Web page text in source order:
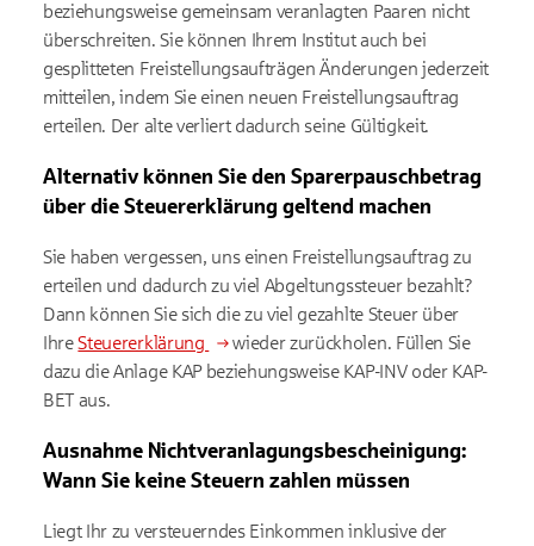
beziehungsweise gemeinsam veranlagten Paaren nicht
überschreiten. Sie können Ihrem Institut auch bei
gesplitteten Freistellungsaufträgen Änderungen jederzeit
mitteilen, indem Sie einen neuen Freistellungsauftrag
erteilen. Der alte verliert dadurch seine Gültigkeit.
Alternativ können Sie den Sparerpauschbetrag
über die Steuererklärung geltend machen
Sie haben vergessen, uns einen Freistellungsauftrag zu
erteilen und dadurch zu viel Abgeltungssteuer bezahlt?
Dann können Sie sich die zu viel gezahlte Steuer über
IhreSteuererklärung
wieder zurückholen. Füllen Sie
dazu die Anlage KAP beziehungsweise KAP-INV oder KAP-
BET aus.
Ausnahme Nichtveranlagungsbescheinigung:
Wann Sie keine Steuern zahlen müssen
Liegt Ihr zu versteuerndes Einkommen inklusive der